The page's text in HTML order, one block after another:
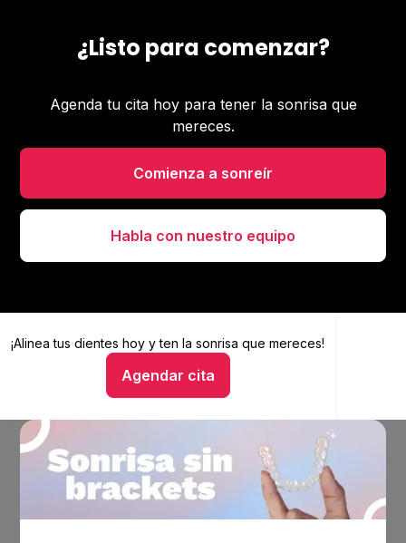
¿Listo para comenzar?
Agenda tu cita hoy para tener la sonrisa que
mereces.
Comienza a sonreír
Habla con nuestro equipo
¡Alinea tus dientes hoy yten la sonrisa que mereces!
Agendar cita
Alinea tus dientes hoy y ten la sonrisa que mereces
Hablar con un asesor